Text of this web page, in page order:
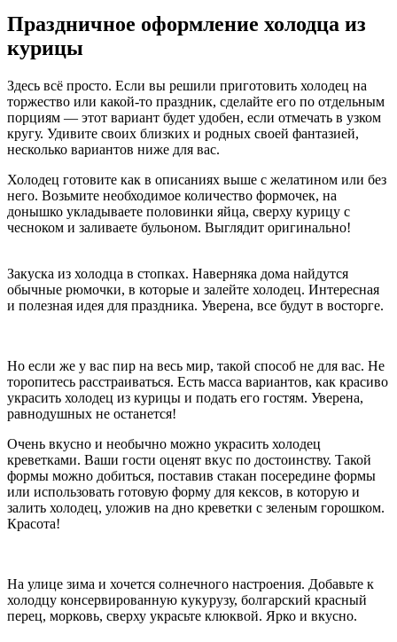
Праздничное оформление холодца из
курицы
Здесь всё просто. Если вы решили приготовить холодец на
торжество или какой-то праздник, сделайте его по отдельным
порциям — этот вариант будет удобен, если отмечать в узком
кругу. Удивите своих близких и родных своей фантазией,
несколько вариантов ниже для вас.
Холодец готовите как в описаниях выше с желатином или без
него. Возьмите необходимое количество формочек, на
донышко укладываете половинки яйца, сверху курицу с
чесноком и заливаете бульоном. Выглядит оригинально!
Закуска из холодца в стопках. Наверняка дома найдутся
обычные рюмочки, в которые и залейте холодец. Интересная
и полезная идея для праздника. Уверена, все будут в восторге.
Но если же у вас пир на весь мир, такой способ не для вас. Не
торопитесь расстраиваться. Есть масса вариантов, как красиво
украсить холодец из курицы и подать его гостям. Уверена,
равнодушных не останется!
Очень вкусно и необычно можно украсить холодец
креветками. Ваши гости оценят вкус по достоинству. Такой
формы можно добиться, поставив стакан посередине формы
или использовать готовую форму для кексов, в которую и
залить холодец, уложив на дно креветки с зеленым горошком.
Красота!
На улице зима и хочется солнечного настроения. Добавьте к
холодцу консервированную кукурузу, болгарский красный
перец, морковь, сверху украсьте клюквой. Ярко и вкусно.